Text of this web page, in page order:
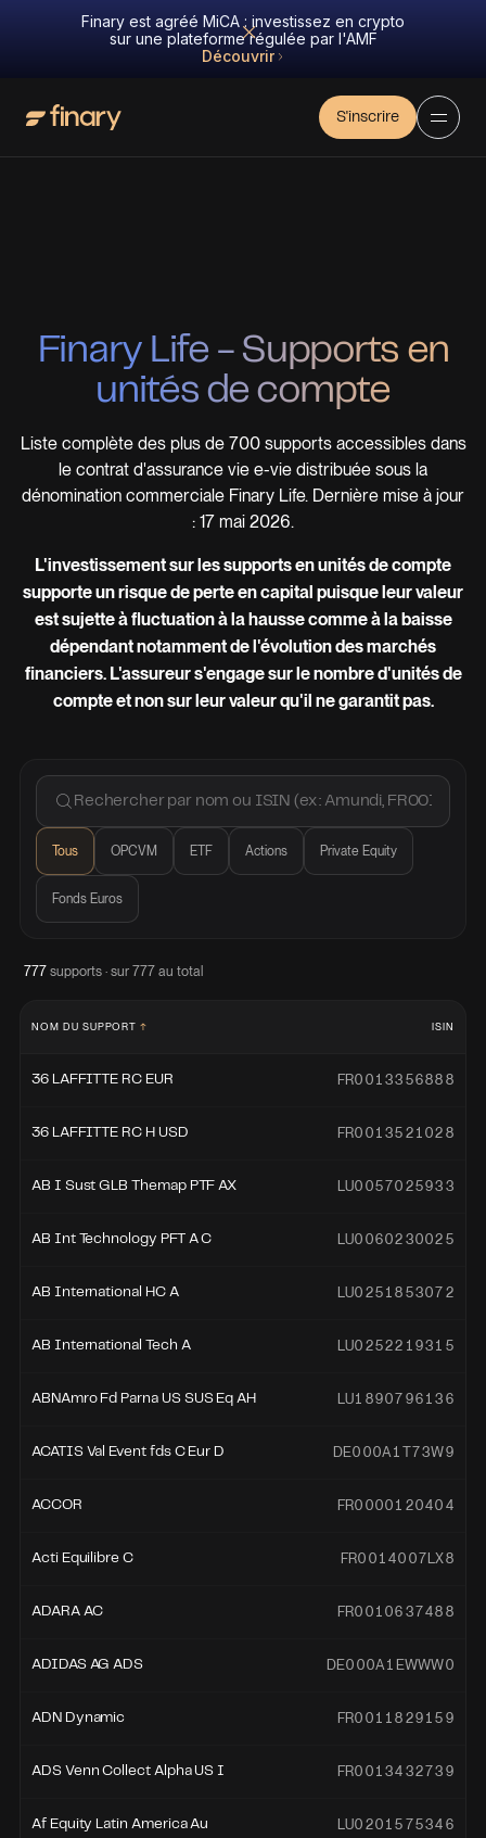
Finary est agréé MiCA : investissez en crypto
sur une plateforme régulée par l'AMF
Découvrir
S'inscrire
Finary Life - Supports en
unités de compte
Liste complète des plus de 700 supportsaccessibles dans
le contrat d'assurance vie e-vie distribuée sous la
dénomination commerciale Finary Life. Dernière mise à jour
: 17 mai 2026.
L'investissement sur les supports en unités de compte
supporte un risque de perte en capital puisque leur valeur
est sujette à fluctuation à la hausse comme à la baisse
dépendant notamment de l'évolution des marchés
financiers. L'assureur s'engage sur le nombre d'unités de
compte et non sur leur valeur qu'il ne garantit pas.
Tous OPCVM ETF Actions Private Equity
Fonds Euros
777 supports · sur 777 au total
NOM DU SUPPORT ISIN
36 LAFFITTE RC EUR FR0013356888
36 LAFFITTE RC H USD FR0013521028
AB I Sust GLB Themap PTF AX LU0057025933
AB Int Technology PFT A C LU0060230025
AB International HC A LU0251853072
AB International Tech A LU0252219315
ABNAmro Fd Parna US SUS Eq AH LU1890796136
ACATIS Val Event fds C Eur D DE000A1T73W9
ACCOR FR0000120404
Acti Equilibre C FR0014007LX8
ADARA AC FR0010637488
ADIDAS AG ADS DE000A1EWWW0
ADN Dynamic FR0011829159
ADS Venn Collect Alpha US I FR0013432739
Af Equity Latin America Au LU0201575346